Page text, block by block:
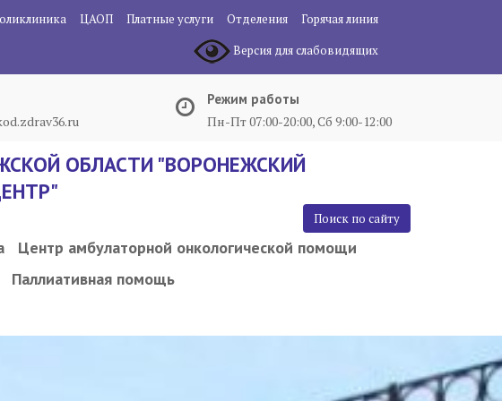
ЦАОП Платные услуги Отделения
Горячая линия
Версия для слабовидящих
Режим работы
Пн-Пт 07:00-20:00, Сб 9:00-12:00
ОБЛАСТИ "ВОРОНЕЖСКИЙ
Поиск по сайту
Центр амбулаторной онкологической помощи
Паллиативная помощь